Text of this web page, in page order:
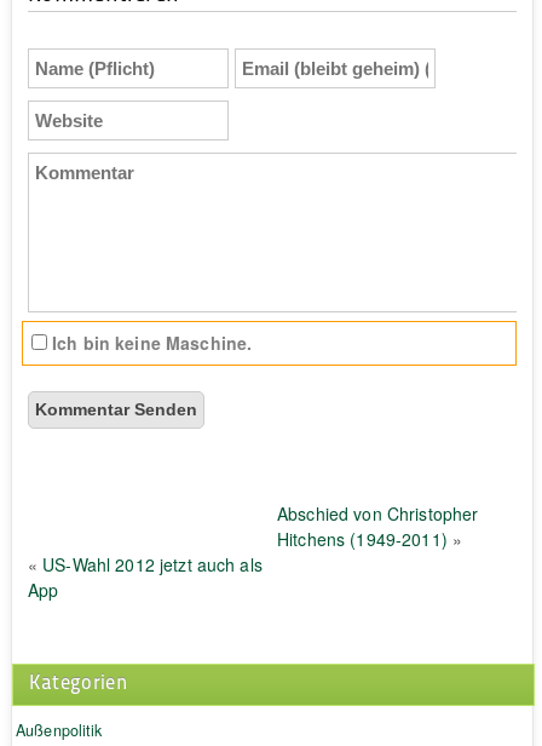
Name
(Pflicht)
Email
(bleibt
Website
Kommentar
Ich bin keine Maschine.
Abschied von Christopher
Hitchens (1949-2011) »
« US-Wahl 2012 jetzt auch als
App
Kategorien
Außenpolitik